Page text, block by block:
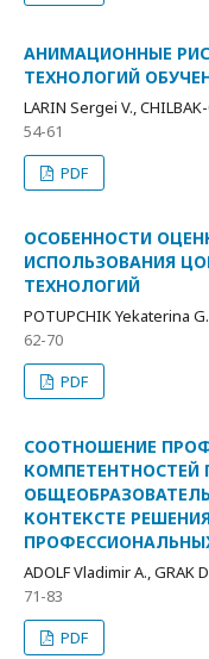
АНИМАЦИОННЫЕ
ТЕХНОЛОГИЙ
LARIN Sergei V.,
54-61
PDF
ОСОБЕННОСТИ
ИСПОЛЬЗОВАНИЯ
ТЕХНОЛОГИЙ
POTUPCHIK Yekaterina
62-70
PDF
СООТНОШЕНИЕ
КОМПЕТЕНТНОСТЕЙ
КОНТЕКСТЕ
ADOLF Vladimir A., GRAK
71-83
PDF